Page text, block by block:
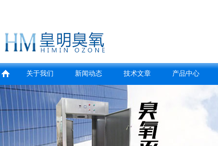
关于我们 新闻动态 技术文章 产品中心